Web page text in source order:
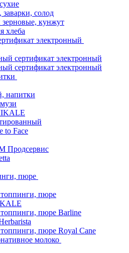
заварки, солод
кунжут
хлеба
электронный
сертификат электронный
сертификат электронный
напитки
to Face
Продсервис
пюре
пюре
пюре Barline
пюре Royal Cane
молоко